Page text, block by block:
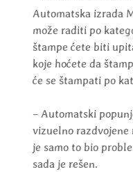
Automatska izrada
može raditi po
štampe ćete biti
koje hoćete da
će se štampati po
– Automatski
vizuelno razdvojene
je samo to bio
sada je rešen.